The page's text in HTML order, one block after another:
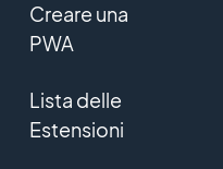
Creare una
PWA
Lista delle
Estensioni